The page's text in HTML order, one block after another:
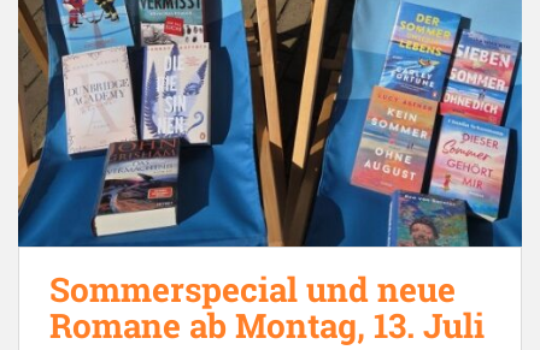
Sommerspecial und neue
Romane ab Montag, 13. Juli